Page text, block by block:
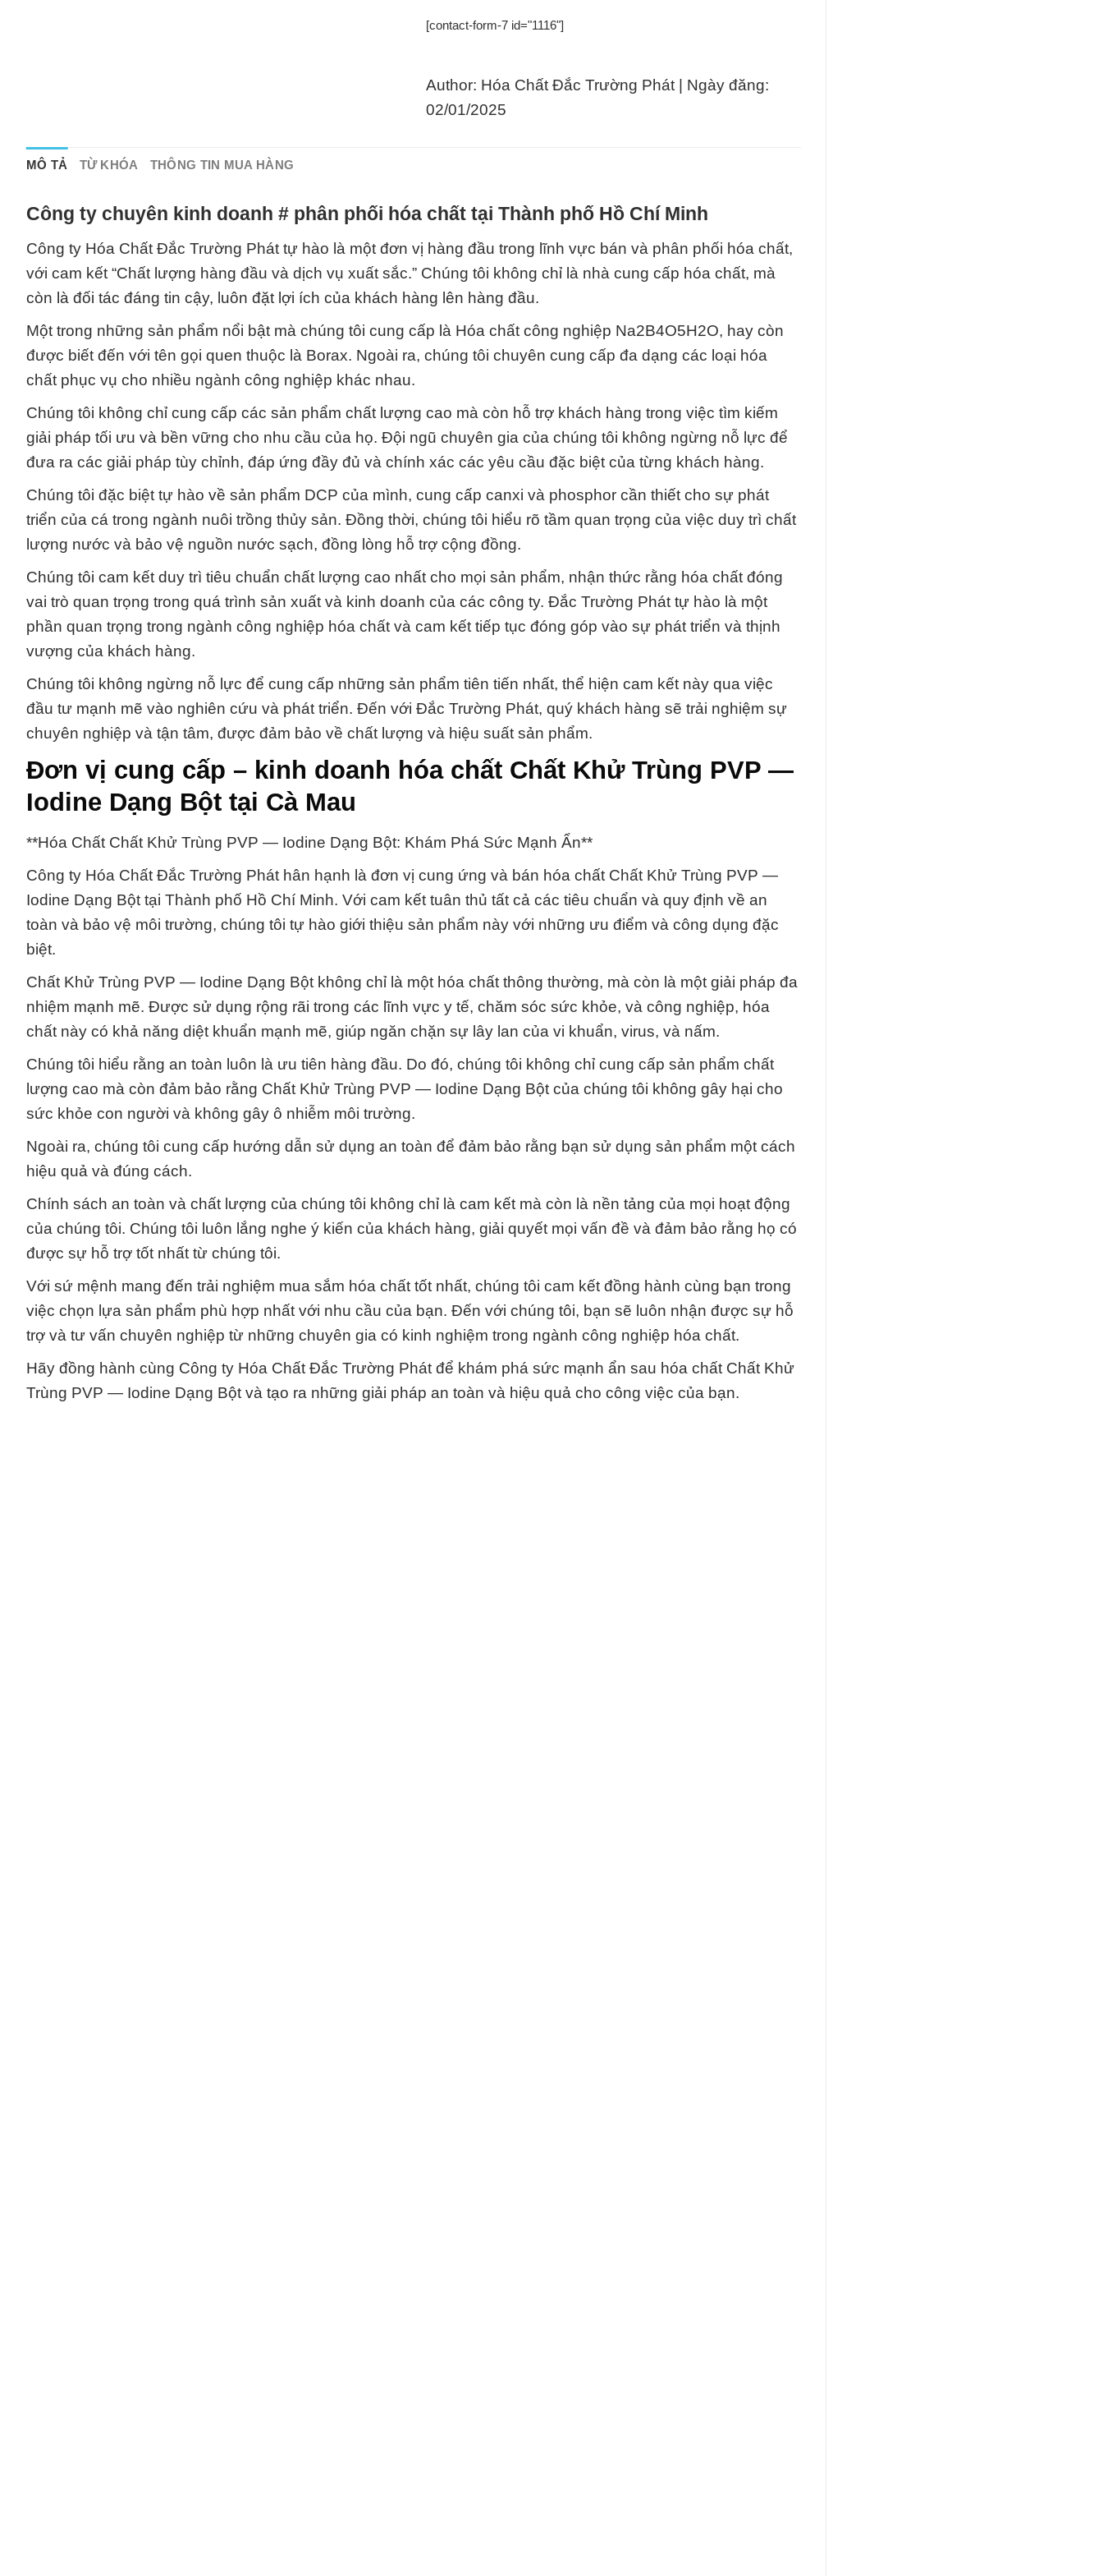
[contact-form-7 id="1116"]
Author: Hóa Chất Đắc Trường Phát | Ngày đăng:
02/01/2025
MÔ TẢ TỪ KHÓA THÔNG TIN MUA HÀNG
Công ty chuyên kinh doanh # phân phối hóa chất tại Thành phố Hồ Chí Minh
Công ty Hóa Chất Đắc Trường Phát tự hào là một đơn vị hàng đầu trong lĩnh vực bán và phân phối hóa chất,
với cam kết “Chất lượng hàng đầu và dịch vụ xuất sắc.” Chúng tôi không chỉ là nhà cung cấp hóa chất, mà
còn là đối tác đáng tin cậy, luôn đặt lợi ích của khách hàng lên hàng đầu.
Một trong những sản phẩm nổi bật mà chúng tôi cung cấp là Hóa chất công nghiệp Na2B4O5H2O, hay còn
được biết đến với tên gọi quen thuộc là Borax. Ngoài ra, chúng tôi chuyên cung cấp đa dạng các loại hóa
chất phục vụ cho nhiều ngành công nghiệp khác nhau.
Chúng tôi không chỉ cung cấp các sản phẩm chất lượng cao mà còn hỗ trợ khách hàng trong việc tìm kiếm
giải pháp tối ưu và bền vững cho nhu cầu của họ. Đội ngũ chuyên gia của chúng tôi không ngừng nỗ lực để
đưa ra các giải pháp tùy chỉnh, đáp ứng đầy đủ và chính xác các yêu cầu đặc biệt của từng khách hàng.
Chúng tôi đặc biệt tự hào về sản phẩm DCP của mình, cung cấp canxi và phosphor cần thiết cho sự phát
triển của cá trong ngành nuôi trồng thủy sản. Đồng thời, chúng tôi hiểu rõ tầm quan trọng của việc duy trì chất
lượng nước và bảo vệ nguồn nước sạch, đồng lòng hỗ trợ cộng đồng.
Chúng tôi cam kết duy trì tiêu chuẩn chất lượng cao nhất cho mọi sản phẩm, nhận thức rằng hóa chất đóng
vai trò quan trọng trong quá trình sản xuất và kinh doanh của các công ty. Đắc Trường Phát tự hào là một
phần quan trọng trong ngành công nghiệp hóa chất và cam kết tiếp tục đóng góp vào sự phát triển và thịnh
vượng của khách hàng.
Chúng tôi không ngừng nỗ lực để cung cấp những sản phẩm tiên tiến nhất, thể hiện cam kết này qua việc
đầu tư mạnh mẽ vào nghiên cứu và phát triển. Đến với Đắc Trường Phát, quý khách hàng sẽ trải nghiệm sự
chuyên nghiệp và tận tâm, được đảm bảo về chất lượng và hiệu suất sản phẩm.
Đơn vị cung cấp – kinh doanh hóa chất Chất Khử Trùng PVP —
Iodine Dạng Bột tại Cà Mau
**Hóa Chất Chất Khử Trùng PVP — Iodine Dạng Bột: Khám Phá Sức Mạnh Ẩn**
Công ty Hóa Chất Đắc Trường Phát hân hạnh là đơn vị cung ứng và bán hóa chất Chất Khử Trùng PVP —
Iodine Dạng Bột tại Thành phố Hồ Chí Minh. Với cam kết tuân thủ tất cả các tiêu chuẩn và quy định về an
toàn và bảo vệ môi trường, chúng tôi tự hào giới thiệu sản phẩm này với những ưu điểm và công dụng đặc
biệt.
Chất Khử Trùng PVP — Iodine Dạng Bột không chỉ là một hóa chất thông thường, mà còn là một giải pháp đa
nhiệm mạnh mẽ. Được sử dụng rộng rãi trong các lĩnh vực y tế, chăm sóc sức khỏe, và công nghiệp, hóa
chất này có khả năng diệt khuẩn mạnh mẽ, giúp ngăn chặn sự lây lan của vi khuẩn, virus, và nấm.
Chúng tôi hiểu rằng an toàn luôn là ưu tiên hàng đầu. Do đó, chúng tôi không chỉ cung cấp sản phẩm chất
lượng cao mà còn đảm bảo rằng Chất Khử Trùng PVP — Iodine Dạng Bột của chúng tôi không gây hại cho
sức khỏe con người và không gây ô nhiễm môi trường.
Ngoài ra, chúng tôi cung cấp hướng dẫn sử dụng an toàn để đảm bảo rằng bạn sử dụng sản phẩm một cách
hiệu quả và đúng cách.
Chính sách an toàn và chất lượng của chúng tôi không chỉ là cam kết mà còn là nền tảng của mọi hoạt động
của chúng tôi. Chúng tôi luôn lắng nghe ý kiến của khách hàng, giải quyết mọi vấn đề và đảm bảo rằng họ có
được sự hỗ trợ tốt nhất từ chúng tôi.
Với sứ mệnh mang đến trải nghiệm mua sắm hóa chất tốt nhất, chúng tôi cam kết đồng hành cùng bạn trong
việc chọn lựa sản phẩm phù hợp nhất với nhu cầu của bạn. Đến với chúng tôi, bạn sẽ luôn nhận được sự hỗ
trợ và tư vấn chuyên nghiệp từ những chuyên gia có kinh nghiệm trong ngành công nghiệp hóa chất.
Hãy đồng hành cùng Công ty Hóa Chất Đắc Trường Phát để khám phá sức mạnh ẩn sau hóa chất Chất Khử
Trùng PVP — Iodine Dạng Bột và tạo ra những giải pháp an toàn và hiệu quả cho công việc của bạn.